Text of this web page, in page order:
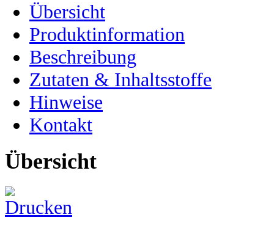
Übersicht
Produktinformation
Beschreibung
Zutaten & Inhaltsstoffe
Hinweise
Kontakt
Übersicht